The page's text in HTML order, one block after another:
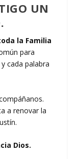
UN
la Familia
para
cada palabra
a renovar la
Dios.